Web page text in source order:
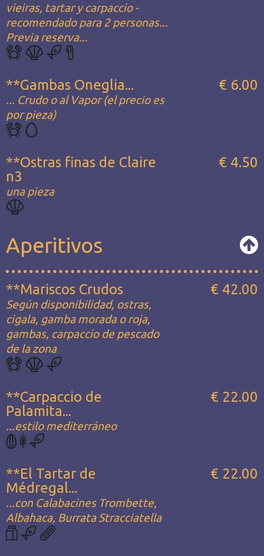
vieiras, tartar y carpaccio -
recomendado para 2 personas...
Previa reserva...
**Gambas Oneglia...
... Crudo o al Vapor (el precio es
por pieza)
€ 6.00
**Ostras finas de Claire
n3
una pieza
€ 4.50
Aperitivos
**Mariscos Crudos
Según disponibilidad, ostras,
cigala, gamba morada o roja,
gambas, carpaccio de pescado
de la zona
€ 42.00
**Carpaccio de
Palamita...
...estilo mediterráneo
€ 22.00
**El Tartar de
Médregal...
...con Calabacines Trombette,
Albahaca, Burrata Stracciatella
€ 22.00